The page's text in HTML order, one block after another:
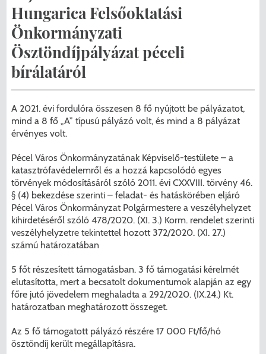
Pécel Város Önkormányzata ASP
Központhoz való csatlakozása
Péceli Polgármesteri Hivatal energetikai
korszerűsítése
Komplex csapadékvíz-elvezetés
korszerűsítése Pécelen II. ütem
Pécel Város Önkormányzata 250 000
000 Ft értékű támogatást nyert az
alábbi projekt vonatkozásában.
Menzakártya/Applikáció
Kedvezmények/Diéta/Allergia
Nyomtatványok
Étkezési térítési díjak
Kapcsolat
2025/2026. tanév
Hungarica Felsőoktatási
Önkormányzati
Ösztöndíjpályázat péceli
bírálatáról
A 2021. évi fordulóra összesen 8 fő nyújtott be pályázatot,
mind a 8 fő „A” típusú pályázó volt, és mind a 8 pályázat
érvényes volt.
Pécel Város Önkormányzatának Képviselő-testülete – a
katasztrófavédelemről és a hozzá kapcsolódó egyes
törvények módosításáról szóló 2011. évi CXXVIII. törvény 46.
§ (4) bekezdése szerinti – feladat- és hatáskörében eljáró
Pécel Város Önkormányzat Polgármestere a veszélyhelyzet
kihirdetéséről szóló 478/2020. (XI. 3.) Korm. rendelet szerinti
veszélyhelyzetre tekintettel hozott 372/2020. (XI. 27.)
számú határozatában
5 főt részesített támogatásban. 3 fő támogatási kérelmét
elutasította, mert a becsatolt dokumentumok alapján az egy
főre jutó jövedelem meghaladta a 292/2020. (IX.24.) Kt.
határozatban meghatározott összeget.
Az 5 fő támogatott pályázó részére 17 000 Ft/fő/hó
ösztöndíj került megállapításra.